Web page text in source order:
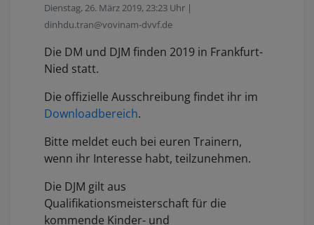
Dienstag, 26. März 2019, 23:23 Uhr |
dinhdu.tran@vovinam-dvvf.de
Die DM und DJM finden 2019 in Frankfurt-
Nied statt.
Die offizielle Ausschreibung findet ihr im
Downloadbereich.
Bitte meldet euch bei euren Trainern,
wenn ihr Interesse habt, teilzunehmen.
Die DJM gilt aus
Qualifikationsmeisterschaft für die
kommende Kinder- und